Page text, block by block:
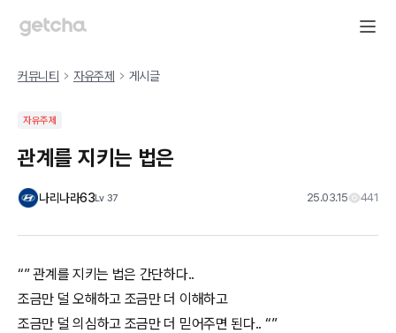
커뮤니티 자유주제 게시글
자유주제
관계를 지키는 법은
나리나라63Lv 37 25.03.15 441
“” 관계를 지키는 법은 간단하다..
조금만 덜 오해하고 조금만 더 이해하고
조금만 덜 의심하고 조금만 더 믿어주면 된다.. “”